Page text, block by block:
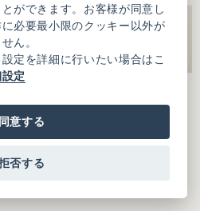
レスレット (SILVER92
ができます。お客様が同意し
必要最小限のクッキー以外が
ん。
定を詳細に行いたい場合はこ
定
同意する
否する